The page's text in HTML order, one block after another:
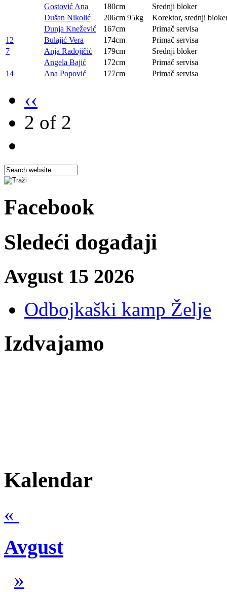
Gostović Ana
180cm
Srednji bloker
Dušan Nikolić
206cm 95kg
Korektor, srednji
Dunja Knežević
167cm
Primač servisa
12
Bulajić Vera 174cm
Primač servisa
7
Anja Radojičić 179cm
Srednji bloker
Angela Bajić
172cm
Primač servisa
14
Ana Popović 177cm Primač servisa
‹‹
2 of 2
Facebook
Sledeći događaji
Avgust 15 2026
Odbojkaški kamp Želje
Izdvajamo
Kalendar
«
Avgust
»